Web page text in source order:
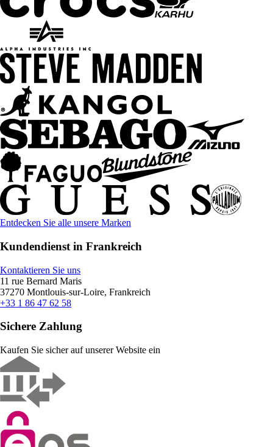
Entdecken Sie alle unsere Marken
Kundendienst in Frankreich
Kontaktieren Sie uns
11 rue Bernard Maris
37270 Montlouis-sur-Loire, Frankreich
+33 1 86 47 62 58
Sichere Zahlung
Kaufen Sie sicher auf unserer Website ein